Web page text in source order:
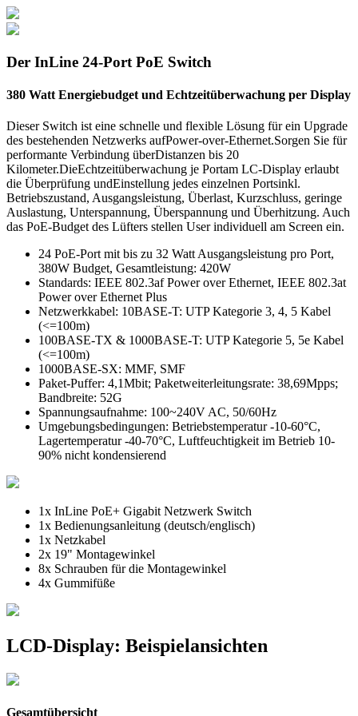
Der InLine 24-Port PoE Switch
380 Watt Energiebudget und Echtzeitüberwachung per Display
Dieser Switch ist eine schnelle und flexible Lösung für ein Upgrade
des bestehenden Netzwerks aufPower-over-Ethernet.Sorgen Sie für
performante Verbindung überDistanzen bis 20
Kilometer.DieEchtzeitüberwachung je Portam LC-Display erlaubt
die Überprüfung undEinstellung jedes einzelnen Portsinkl.
Betriebszustand, Ausgangsleistung, Überlast, Kurzschluss, geringe
Auslastung, Unterspannung, Überspannung und Überhitzung. Auch
das PoE-Budget des Lüfters stellen User individuell am Screen ein.
24 PoE-Port mit bis zu 32 Watt Ausgangsleistung pro Port,
380W Budget, Gesamtleistung: 420W
Standards: IEEE 802.3af Power over Ethernet, IEEE 802.3at
Power over Ethernet Plus
Netzwerkkabel: 10BASE-T: UTP Kategorie 3, 4, 5 Kabel
(<=100m)
100BASE-TX & 1000BASE-T: UTP Kategorie 5, 5e Kabel
(<=100m)
1000BASE-SX: MMF, SMF
Paket-Puffer: 4,1Mbit; Paketweiterleitungsrate: 38,69Mpps;
Bandbreite: 52G
Spannungsaufnahme: 100~240V AC, 50/60Hz
Umgebungsbedingungen: Betriebstemperatur -10-60°C,
Lagertemperatur -40-70°C, Luftfeuchtigkeit im Betrieb 10-
90% nicht kondensierend
1x InLine PoE+ Gigabit Netzwerk Switch
1x Bedienungsanleitung (deutsch/englisch)
1x Netzkabel
2x 19" Montagewinkel
8x Schrauben für die Montagewinkel
4x Gummifüße
LCD-Display: Beispielansichten
Gesamtübersicht